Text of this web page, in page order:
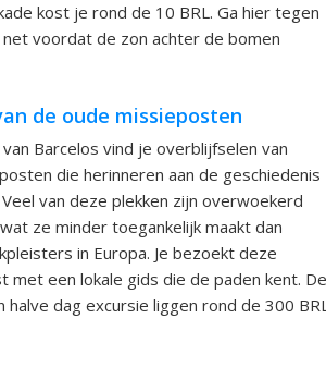
kost je rond de 10 BRL. Ga hier tegen
net voordat de zon achter de bomen
de oude missieposten
Barcelos vind je overblijfselen van
die herinneren aan de geschiedenis
van deze plekken zijn overwoekerd
ze minder toegankelijk maakt dan
in Europa. Je bezoekt deze
met een lokale gids die de paden kent. De
halve dag excursie liggen rond de 300